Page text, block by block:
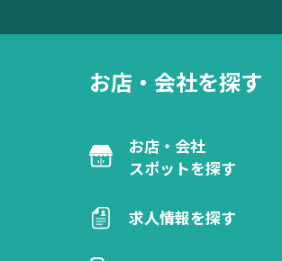
お店・会社を探す
お店・会社
スポットを探す
求人情報を探す